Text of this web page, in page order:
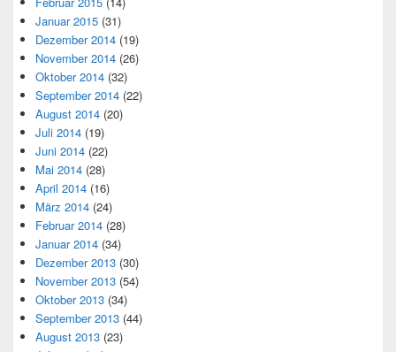
Januar 2015 (31)
Dezember 2014 (19)
November 2014 (26)
Oktober 2014 (32)
September 2014 (22)
August 2014 (20)
Juli 2014 (19)
Juni 2014 (22)
Mai 2014 (28)
April 2014 (16)
März 2014 (24)
Februar 2014 (28)
Januar 2014 (34)
Dezember 2013 (30)
November 2013 (54)
Oktober 2013 (34)
September 2013 (44)
August 2013 (23)